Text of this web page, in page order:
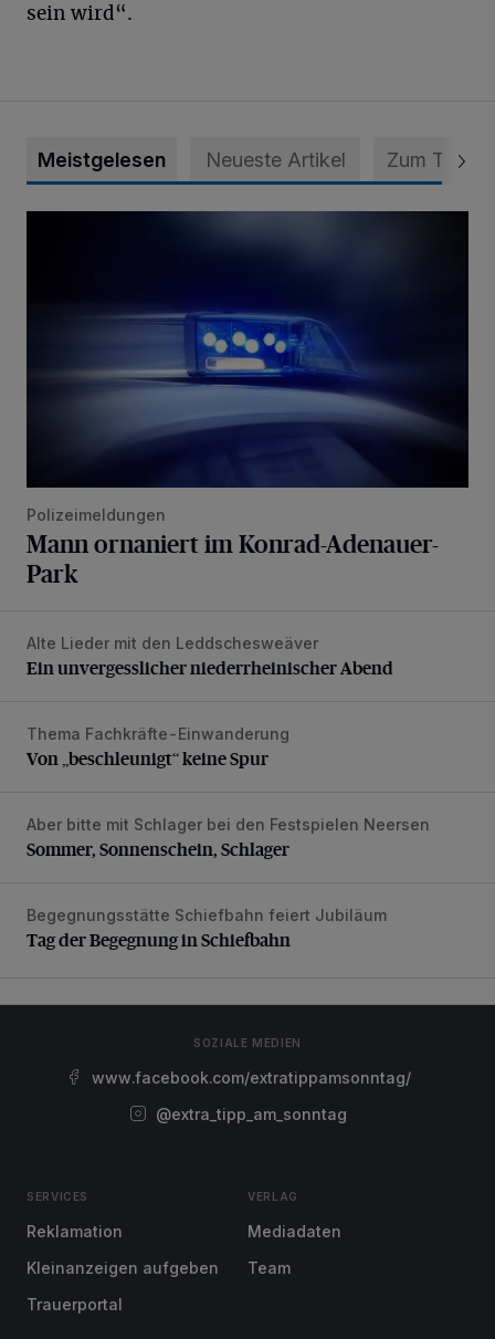
sein wird“.
Meistgelesen Neueste Artikel Zum Thema
Polizeimeldungen
Mann ornaniert im Konrad-Adenauer-
Park
Ein unvergesslicher niederrheinischer Abend
Alte Lieder mit den Leddschesweäver
Ein unvergesslicher niederrheinischer Abend
Von „beschleunigt“ keine Spur
Thema Fachkräfte-Einwanderung
Von „beschleunigt“ keine Spur
Sommer, Sonnenschein, Schlager
Aber bitte mit Schlager bei den Festspielen Neersen
Sommer, Sonnenschein, Schlager
Tag der Begegnung in Schiefbahn
Begegnungsstätte Schiefbahn feiert Jubiläum
Tag der Begegnung in Schiefbahn
SOZIALE MEDIEN
www.facebook.com/extratippamsonntag/
@extra_tipp_am_sonntag
SERVICES
Reklamation
Kleinanzeigen aufgeben
Trauerportal
VERLAG
Mediadaten
Team